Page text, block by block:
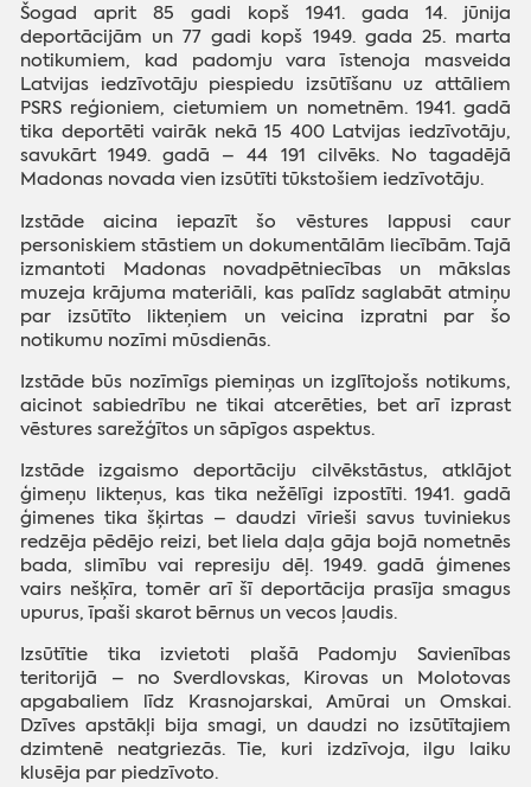
Šogad aprit 85 gadi kopš 1941. gada 14. jūnija
deportācijām un 77 gadi kopš 1949. gada 25. marta
notikumiem, kad padomju vara īstenoja masveida
Latvijas iedzīvotāju piespiedu izsūtīšanu uz attāliem
PSRS reģioniem, cietumiem un nometnēm. 1941. gadā
tika deportēti vairāk nekā 15 400 Latvijas iedzīvotāju,
savukārt 1949. gadā – 44 191 cilvēks. No tagadējā
Madonas novada vien izsūtīti tūkstošiem iedzīvotāju.
Izstāde aicina iepazīt šo vēstures lappusi caur
personiskiem stāstiem un dokumentālām liecībām. Tajā
izmantoti Madonas novadpētniecības un mākslas
muzeja krājuma materiāli, kas palīdz saglabāt atmiņu
par izsūtīto likteņiem un veicina izpratni par šo
notikumu nozīmi mūsdienās.
Izstāde būs nozīmīgs piemiņas un izglītojošs notikums,
aicinot sabiedrību ne tikai atcerēties, bet arī izprast
vēstures sarežģītos un sāpīgos aspektus.
Izstāde izgaismo deportāciju cilvēkstāstus, atklājot
ģimeņu likteņus, kas tika nežēlīgi izpostīti. 1941. gadā
ģimenes tika šķirtas – daudzi vīrieši savus tuviniekus
redzēja pēdējo reizi, bet liela daļa gāja bojā nometnēs
bada, slimību vai represiju dēļ. 1949. gadā ģimenes
vairs nešķīra, tomēr arī šī deportācija prasīja smagus
upurus, īpaši skarot bērnus un vecos ļaudis.
Izsūtītie tika izvietoti plašā Padomju Savienības
teritorijā – no Sverdlovskas, Kirovas un Molotovas
apgabaliem līdz Krasnojarskai, Amūrai un Omskai.
Dzīves apstākļi bija smagi, un daudzi no izsūtītajiem
dzimtenē neatgriezās. Tie, kuri izdzīvoja, ilgu laiku
klusēja par piedzīvoto.